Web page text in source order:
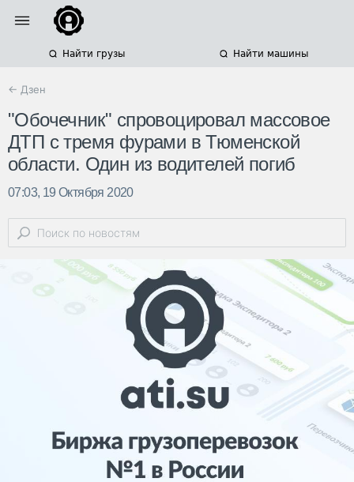
Найти грузы Найти машины
← Дзен
"Обочечник" спровоцировал массовое
ДТП с тремя фурами в Тюменской
области. Один из водителей погиб
07:03, 19 Октября 2020